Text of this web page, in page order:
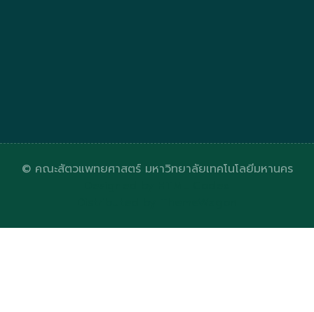
© คณะสัตวแพทยศาสตร์ มหาวิทยาลัยเทคโนโลยีมหานคร